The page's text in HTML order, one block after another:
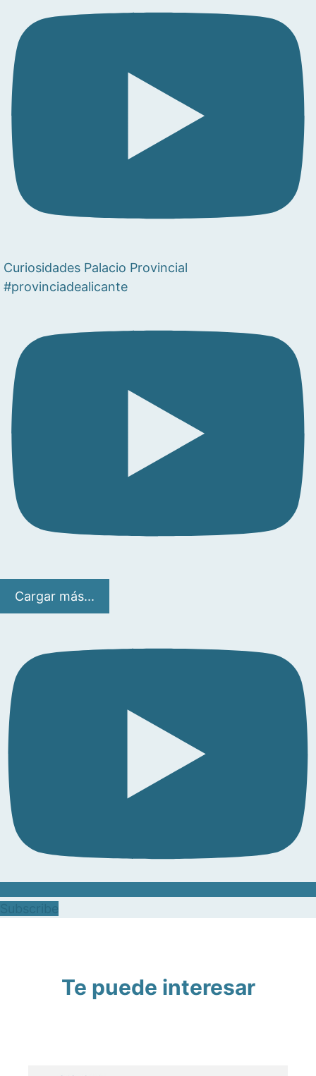
Curiosidades Palacio Provincial
#provinciadealicante
Cargar más...
Te puede interesar